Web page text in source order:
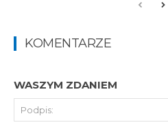
KOMENTARZE
WASZYM ZDANIEM